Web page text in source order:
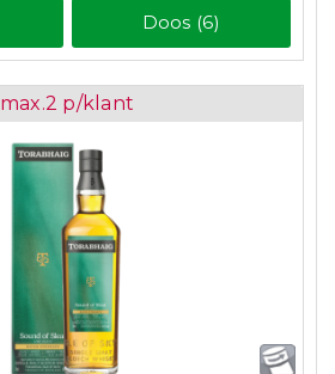
Doos (6)
max.2 p/klant